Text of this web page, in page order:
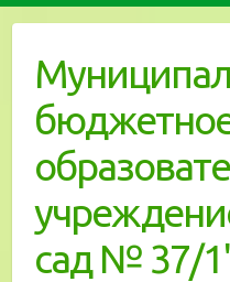
content
сад № 37/